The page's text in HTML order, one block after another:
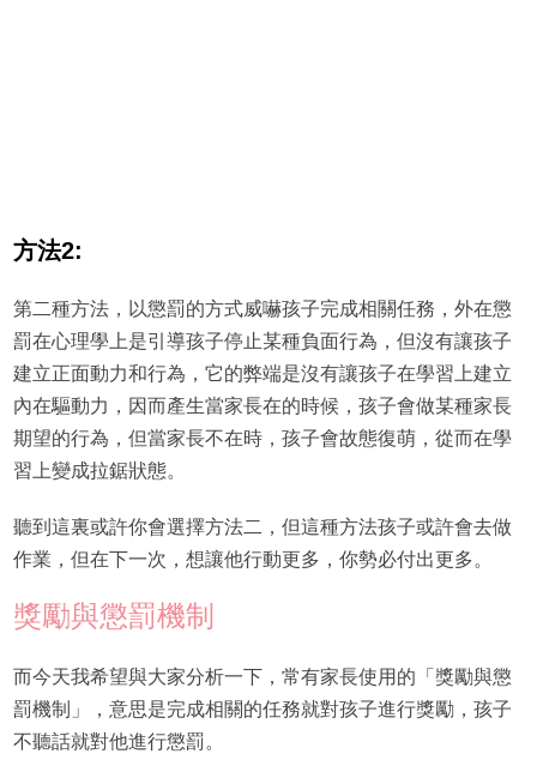
方法2:
第二種方法，以懲罰的方式威嚇孩子完成相關任務，外在懲
罰在心理學上是引導孩子停止某種負面行為，但沒有讓孩子
建立正面動力和行為，它的弊端是沒有讓孩子在學習上建立
內在驅動力，因而產生當家長在的時候，孩子會做某種家長
期望的行為，但當家長不在時，孩子會故態復萌，從而在學
習上變成拉鋸狀態。
聽到這裏或許你會選擇方法二，但這種方法孩子或許會去做
作業，但在下一次，想讓他行動更多，你勢必付出更多。
獎勵與懲罰機制
而今天我希望與大家分析一下，常有家長使用的「獎勵與懲
罰機制」，意思是完成相關的任務就對孩子進行獎勵，孩子
不聽話就對他進行懲罰。